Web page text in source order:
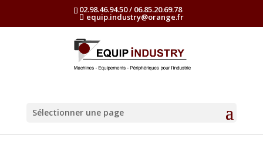
02.98.46.94.50 / 06.85.20.69.78
equip.industry@orange.fr
Sélectionner une page